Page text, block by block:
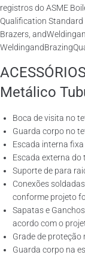
registros do ASME
Qualification Standard
Brazers,
Metálico
Boca de visita no
Guarda corpo no
Escada interna
Escada externa
Suporte de para
Conexões
conforme projeto
Sapatas e
acordo com o
Grade de proteção
Guarda corpo na